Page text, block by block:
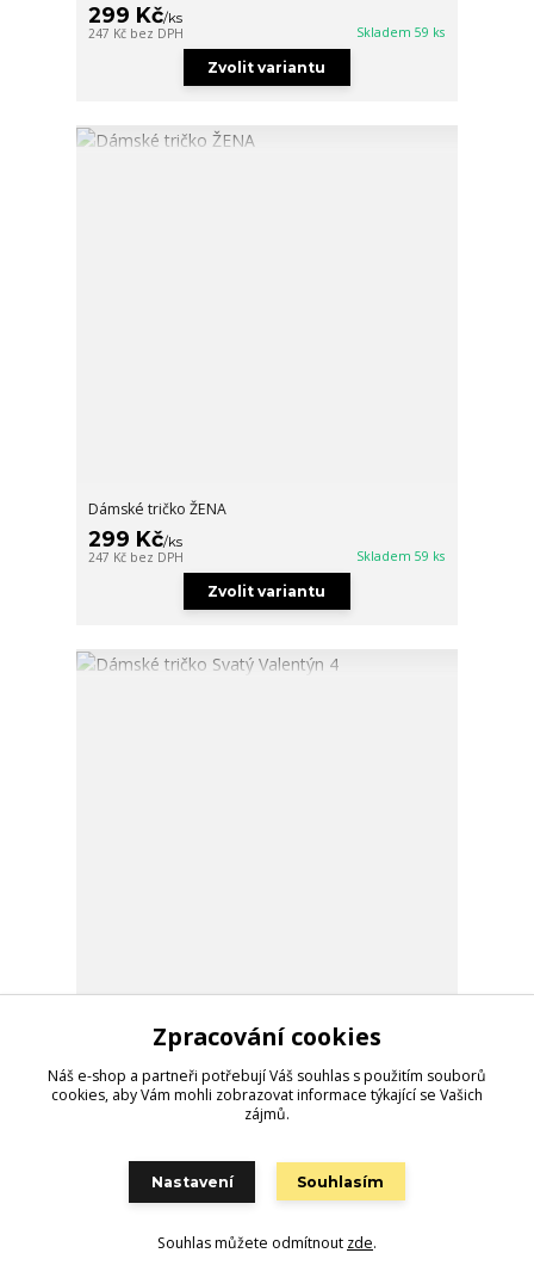
299 Kč/ks
247 Kč bez DPH Skladem 59 ks
Zvolit variantu
Dámské tričko ŽENA
299 Kč/ks
247 Kč bez DPH Skladem 59 ks
Zvolit variantu
Dámské tričko Svatý Valentýn 4
299 Kč
247 Kč bez DPH Skladem 56 ks
Zvolit variantu
Načíst další produkty (30)
strana z 4 další
Zpracování cookies
Náš e-shop a partneři potřebují Váš souhlas s použitím souborů
cookies, aby Vám mohli zobrazovat informace týkající se Vašich
zájmů.
Nastavení Souhlasím
Souhlas můžete odmítnout zde.